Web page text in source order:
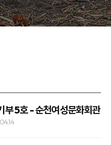
부 5호 - 순천여성문화회관